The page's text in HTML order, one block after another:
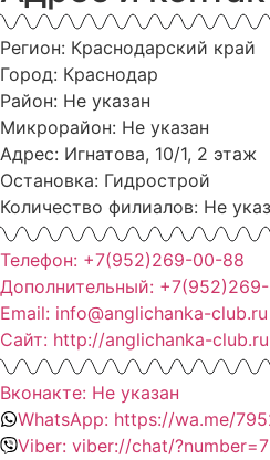
Регион: Краснодарский край
Город: Краснодар
Район: Не указан
Микрорайон: Не указан
Адрес: Игнатова, 10/1, 2 этаж
Остановка: Гидрострой
Количество филиалов: Не
Телефон: +7(952)269-00-88
Дополнительный:
Email: info@anglichanka-club.ru
Сайт: http://anglichanka-club.ru
Вконакте: Не указан
WhatsApp: https://wa.me/
Viber: viber://chat/